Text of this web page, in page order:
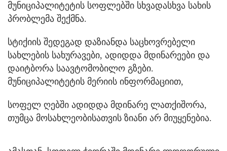
მუნიციპალიტეტის სოფლებში სხვადასხვა სახის
პრობლემა შექმნა.
სტიქიის შედეგად დაზიანდა საცხოვრებელი
სახლების სახურავები, ადიდდა მდინარეები და
დაიტბორა საავტომობილო გზები.
მუნიციპალიტეტის მერიის ინფორმაციით,
სოფელ ღებში ადიდდა მდინარე ლათქიშორა,
თუმცა მოსახლეობისათვის ზიანი არ მიუყენებია.